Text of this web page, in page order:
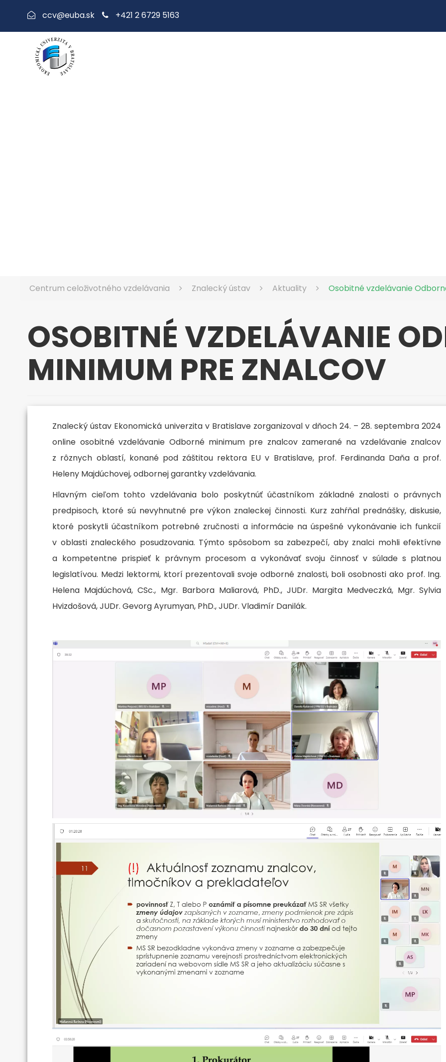
+421 2 6729 5163
Centrum celoživotného vzdelávania Znalecký ústav Aktuality Osobitné vzdelávanie
OSOBITNÉ VZDELÁVANIE
MINIMUM PRE ZNALCOV
Znalecký ústav Ekonomická univerzita v Bratislave zorganizoval v dňoch 24. – 28. septembra 2024
online osobitné vzdelávanie Odborné minimum pre znalcov zamerané na vzdelávanie znalcov
z rôznych oblastí, konané pod záštitou rektora EU v Bratislave, prof. Ferdinanda Daňa a prof.
Heleny Majdúchovej, odbornej garantky vzdelávania.
Hlavným cieľom tohto vzdelávania bolo poskytnúť účastníkom základné znalosti o právnych
predpisoch, ktoré sú nevyhnutné pre výkon znaleckej činnosti. Kurz zahŕňal prednášky, diskusie,
ktoré poskytli účastníkom potrebné zručnosti a informácie na úspešné vykonávanie ich funkcií
v oblasti znaleckého posudzovania. Týmto spôsobom sa zabezpečí, aby znalci mohli efektívne
a kompetentne prispieť k právnym procesom a vykonávať svoju činnosť v súlade s platnou
legislatívou. Medzi lektormi, ktorí prezentovali svoje odborné znalosti, boli osobnosti ako prof. Ing.
Helena Majdúchová, CSc., Mgr. Barbora Maliarová, PhD., JUDr. Margita Medveczká, Mgr. Sylvia
Hvizdošová, JUDr. Gevorg Ayrumyan, PhD., JUDr. Vladimír Danilák.